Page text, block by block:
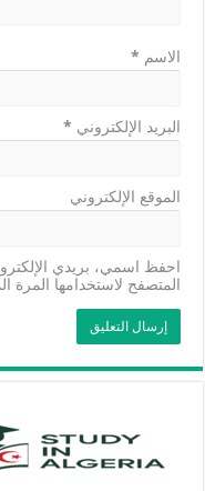
الاسم *
البريد الإلكتروني *
الموقع الإلكتروني
احفظ اسمي، بريدي
المتصفح لاستخدامها المرة